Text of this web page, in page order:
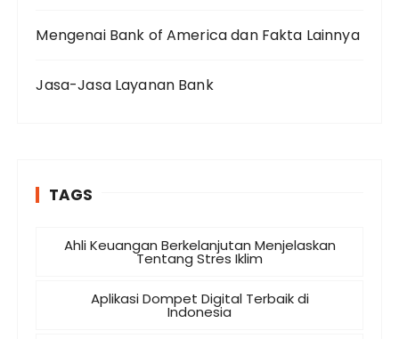
Mengenai Bank of America dan Fakta Lainnya
Jasa-Jasa Layanan Bank
TAGS
Ahli Keuangan Berkelanjutan Menjelaskan
Tentang Stres Iklim
Aplikasi Dompet Digital Terbaik di
Indonesia